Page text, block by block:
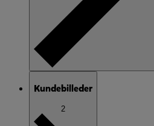
Kundebilleder
2